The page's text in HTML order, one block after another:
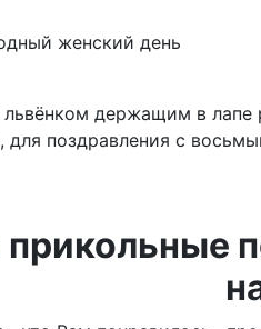
держащим в лапе
для поздравления с